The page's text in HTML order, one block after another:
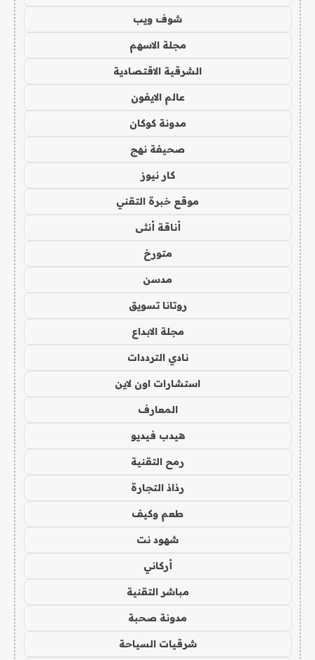
شوف ويب
مجلة الاسهم
الشرقية الاقتصادية
عالم الايفون
مدونة كوكان
صحيفة نهج
كار نيوز
موقع خبرة التقني
أناقة أنثى
متورخ
مدسن
روتانا تسويق
مجلة الابداع
نادي الترددات
استشارات اون لاين
المعارف
هيدب فيديو
رمح التقنية
رذاذ التجارة
طعم وكيف
شهود نت
أركاني
مباشر التقنية
مدونة صحبة
شرقيات السياحة